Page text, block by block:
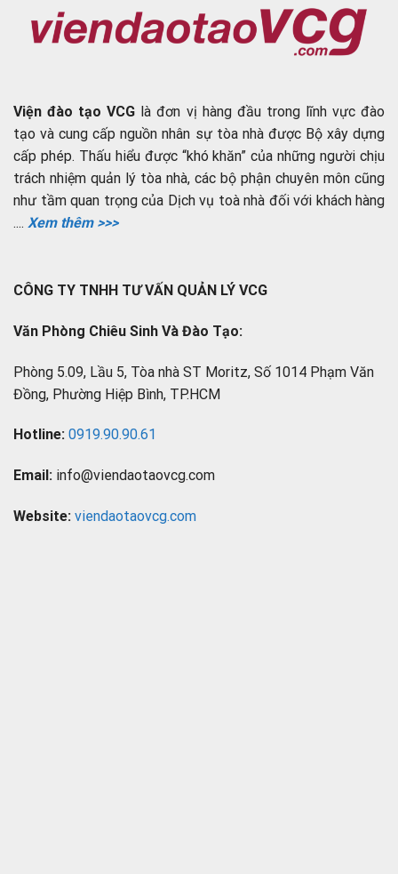
Viện đào tạo VCG là đơn vị hàng đầu trong lĩnh vực đào
tạo và cung cấp nguồn nhân sự tòa nhà được Bộ xây dựng
cấp phép. Thấu hiểu được “khó khăn” của những người chịu
trách nhiệm quản lý tòa nhà, các bộ phận chuyên môn cũng
như tầm quan trọng của Dịch vụ toà nhà đối với khách hàng
.... Xem thêm >>>
CÔNG TY TNHH TƯ VẤN QUẢN LÝ VCG
Văn Phòng Chiêu Sinh Và Đào Tạo:
Phòng 5.09, Lầu 5, Tòa nhà ST Moritz, Số 1014 Phạm Văn
Đồng, Phường Hiệp Bình, TP.HCM
Hotline: 0919.90.90.61
Email: info@viendaotaovcg.com
Website: viendaotaovcg.com